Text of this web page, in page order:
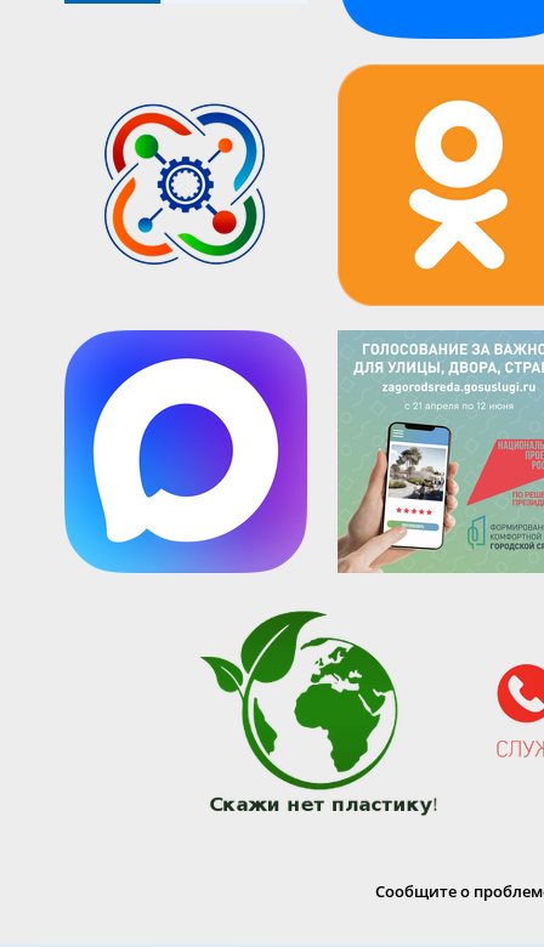
Сообщите о